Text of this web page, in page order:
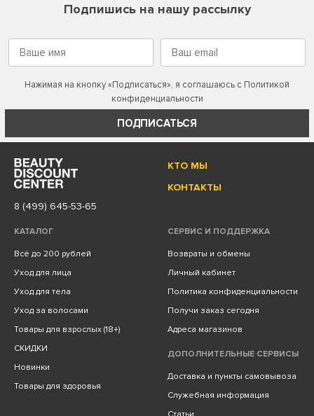
Подпишись на нашу рассылку
Нажимая на кнопку «Подписаться», я соглашаюсь с Политикой
конфиденциальности
ПОДПИСАТЬСЯ
КТО МЫ
КОНТАКТЫ
8 (499) 645-53-65
КАТАЛОГ
Всё до 200 рублей
Уход для лица
Уход для тела
Уход за волосами
Товары для взрослых (18+)
СКИДКИ
Новинки
Товары для здоровья
СЕРВИС И ПОДДЕРЖКА
Возвраты и обмены
Личный кабинет
Политика конфиденциальности
Получи заказ сегодня
Адреса магазинов
ДОПОЛНИТЕЛЬНЫЕ СЕРВИСЫ
Доставка и пункты самовывоза
Служебная информация